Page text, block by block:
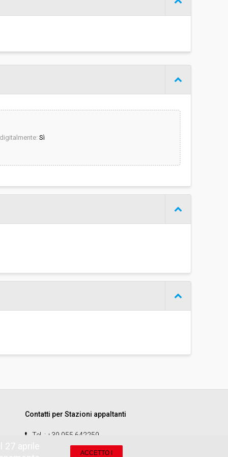
Sì
Contatti per Stazioni appaltanti
Tel. : +39 055 642259
email
start.sa@pamercato.it
27 aprile
ACCETTO I